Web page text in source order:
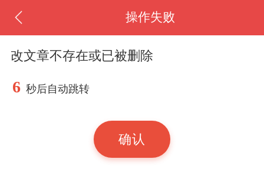
操作失败
改文章不存在或已被删除
6 秒后自动跳转
确认